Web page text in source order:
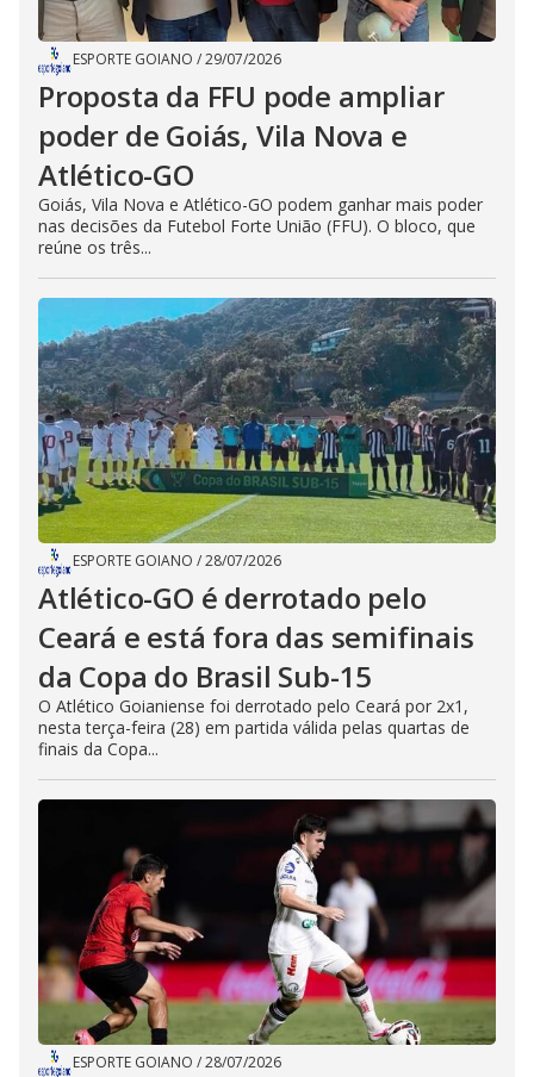
ESPORTE GOIANO /29/07/2026
Proposta da FFU pode ampliar
poder de Goiás, Vila Nova e
Atlético-GO
Goiás, Vila Nova e Atlético-GO podem ganhar mais poder
nas decisões da Futebol Forte União (FFU). O bloco, que
reúne os três...
ESPORTE GOIANO /28/07/2026
Atlético-GO é derrotado pelo
Ceará e está fora das semifinais
da Copa do Brasil Sub-15
O Atlético Goianiense foi derrotado pelo Ceará por 2x1,
nesta terça-feira (28) em partida válida pelas quartas de
finais da Copa...
ESPORTE GOIANO /28/07/2026